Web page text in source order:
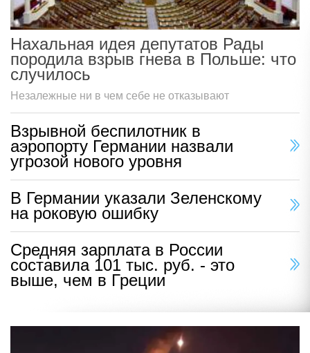
Нахальная идея депутатов Рады
породила взрыв гнева в Польше: что
случилось
Незалежные ни в чем себе не отказывают
Взрывной беспилотник в
аэропорту Германии назвали
угрозой нового уровня
В Германии указали Зеленскому
на роковую ошибку
Средняя зарплата в России
составила 101 тыс. руб. - это
выше, чем в Греции